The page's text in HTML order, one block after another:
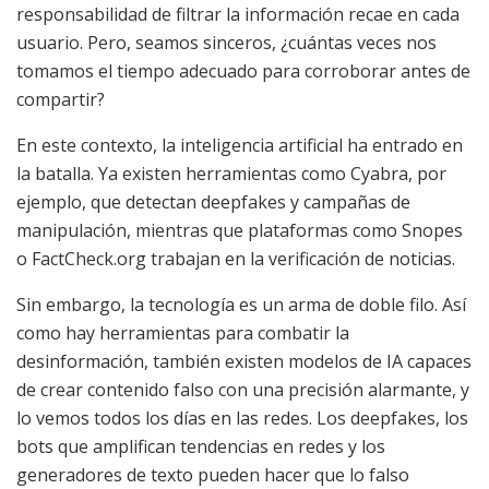
responsabilidad de filtrar la información recae en cada
usuario. Pero, seamos sinceros, ¿cuántas veces nos
tomamos el tiempo adecuado para corroborar antes de
compartir?
En este contexto, la inteligencia artificial ha entrado en
la batalla. Ya existen herramientas como Cyabra, por
ejemplo, que detectan deepfakes y campañas de
manipulación, mientras que plataformas como Snopes
o FactCheck.org trabajan en la verificación de noticias.
Sin embargo, la tecnología es un arma de doble filo. Así
como hay herramientas para combatir la
desinformación, también existen modelos de IA capaces
de crear contenido falso con una precisión alarmante, y
lo vemos todos los días en las redes. Los deepfakes, los
bots que amplifican tendencias en redes y los
generadores de texto pueden hacer que lo falso